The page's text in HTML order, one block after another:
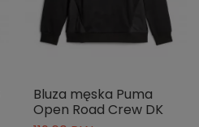
Bluza męska Puma
Open Road Crew DK